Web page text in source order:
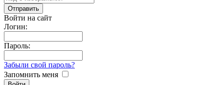
Войти на сайт
Логин:
Пароль:
Забыли свой пароль?
Запомнить меня